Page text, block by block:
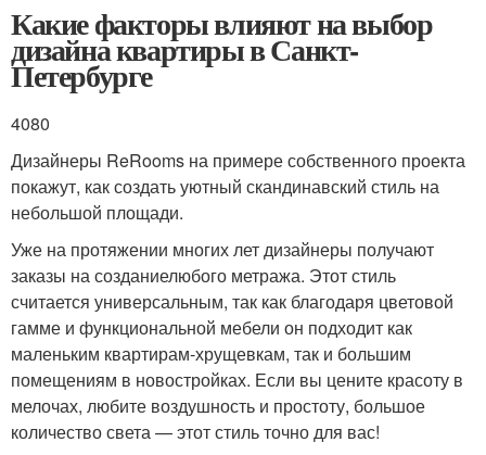
Какие факторы влияют на выбор
дизайна квартиры в Санкт-
Петербурге
4080
Дизайнеры ReRooms на примере собственного проекта
покажут, как создать уютный скандинавский стиль на
небольшой площади.
Уже на протяжении многих лет дизайнеры получают
заказы на созданиелюбого метража. Этот стиль
считается универсальным, так как благодаря цветовой
гамме и функциональной мебели он подходит как
маленьким квартирам-хрущевкам, так и большим
помещениям в новостройках. Если вы цените красоту в
мелочах, любите воздушность и простоту, большое
количество света — этот стиль точно для вас!